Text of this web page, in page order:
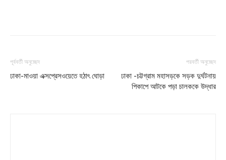
পূর্ববর্তী অনুচ্ছেদ
ঢাকা-মাওয়া এক্সপ্রেসওয়েতে হঠাৎ ঘোড়া
পরবর্তী অনুচ্ছেদ
ঢাকা -চট্টগ্রাম মহাসড়কে সড়ক দুর্ঘটনায়
পিকাপে আটকে পড়া চালককে উদ্ধার